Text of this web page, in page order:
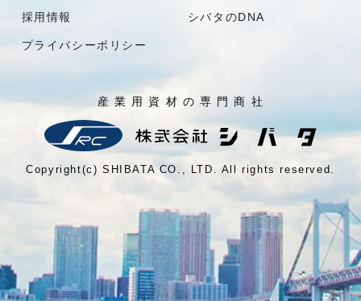
採用情報 シバタのDNA
プライバシーポリシー
産 業 用 資 材 の 専 門 商 社
Copyright(c) SHIBATA CO., LTD. All rights reserved.